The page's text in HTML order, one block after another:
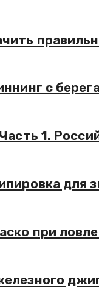
с
1.
для
при